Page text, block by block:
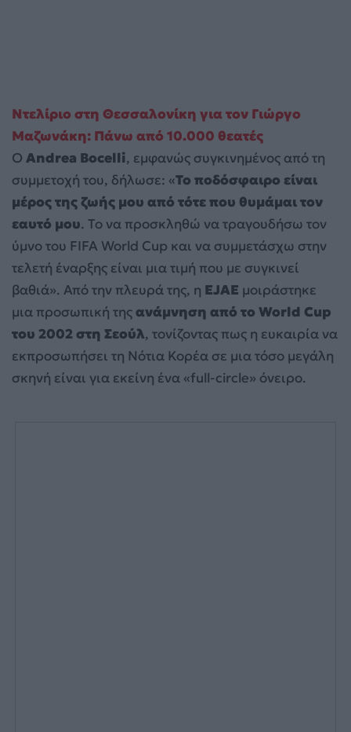
Ντελίριο στη Θεσσαλονίκη για τον Γιώργο
Μαζωνάκη: Πάνω από 10.000 θεατές
Ο Andrea Bocelli, εμφανώς συγκινημένος από τη
συμμετοχή του, δήλωσε: «Το ποδόσφαιρο είναι
μέρος της ζωής μου από τότε που θυμάμαι τον
εαυτό μου. Το να προσκληθώ να τραγουδήσω τον
ύμνο του FIFA World Cup και να συμμετάσχω στην
τελετή έναρξης είναι μια τιμή που με συγκινεί
βαθιά». Από την πλευρά της, η EJAE μοιράστηκε
μια προσωπική τηςανάμνηση από το World Cup
του 2002 στη Σεούλ, τονίζοντας πως η ευκαιρία να
εκπροσωπήσει τη Νότια Κορέα σε μια τόσο μεγάλη
σκηνή είναι για εκείνη ένα «full-circle» όνειρο.